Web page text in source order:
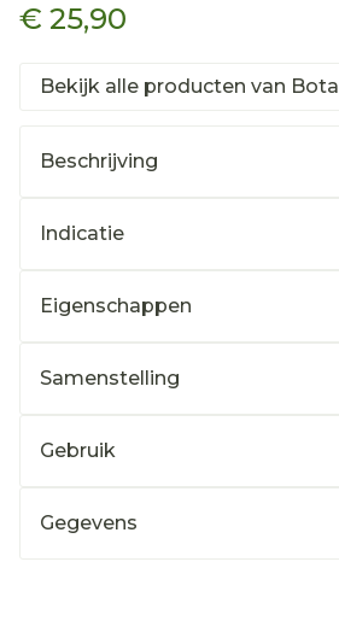
€ 25,90
Bekijk alle producten van Bota
Beschrijving
Indicatie
Eigenschappen
Samenstelling
Gebruik
Gegevens